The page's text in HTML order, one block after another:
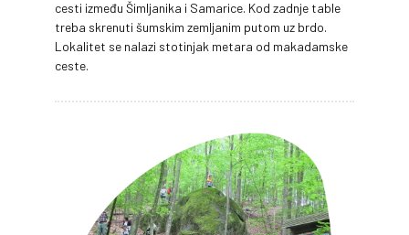
cesti između Šimljanika i Samarice. Kod zadnje table
treba skrenuti šumskim zemljanim putom uz brdo.
Lokalitet se nalazi stotinjak metara od makadamske
ceste.